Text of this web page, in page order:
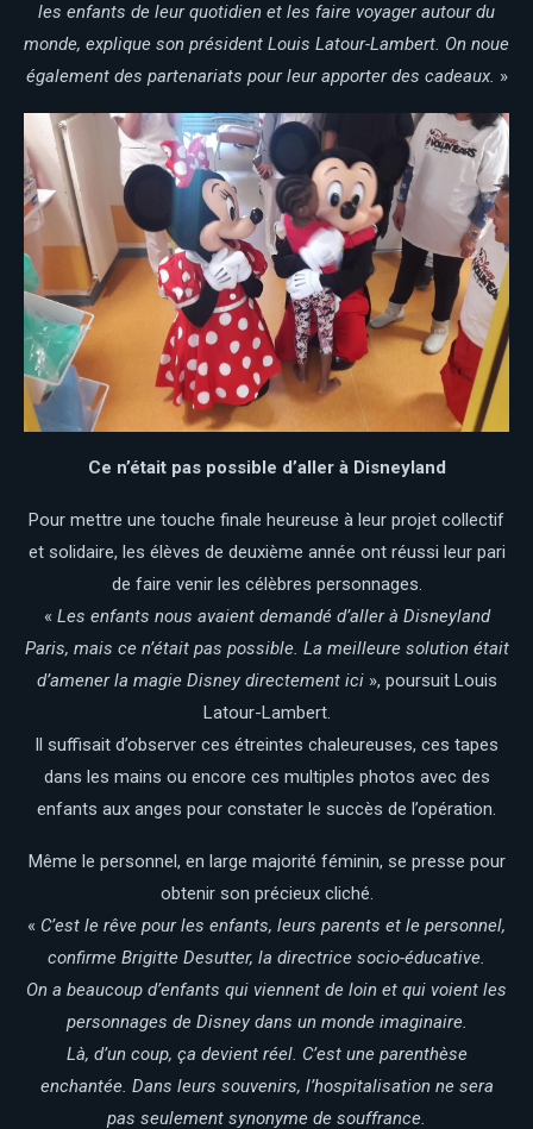
les enfants de leur quotidien et les faire voyager autour du
monde, explique son président Louis Latour-Lambert. On noue
également des partenariats pour leur apporter des cadeaux. »
Ce n’était pas possible d’aller à Disneyland
Pour mettre une touche finale heureuse à leur projet collectif
et solidaire, les élèves de deuxième année ont réussi leur pari
de faire venir les célèbres personnages.
« Les enfants nous avaient demandé d’aller à Disneyland
Paris, mais ce n’était pas possible. La meilleure solution était
d’amener la magie Disney directement ici», poursuit Louis
Latour-Lambert.
Il suffisait d’observer ces étreintes chaleureuses, ces tapes
dans les mains ou encore ces multiples photos avec des
enfants aux anges pour constater le succès de l’opération.
Même le personnel, en large majorité féminin, se presse pour
obtenir son précieux cliché.
« C’est le rêve pour les enfants, leurs parents et le personnel,
confirme Brigitte Desutter, la directrice socio-éducative.
On a beaucoup d’enfants qui viennent de loin et qui voient les
personnages de Disney dans un monde imaginaire.
Là, d’un coup, ça devient réel. C’est une parenthèse
enchantée. Dans leurs souvenirs, l’hospitalisation ne sera
pas seulement synonyme de souffrance.